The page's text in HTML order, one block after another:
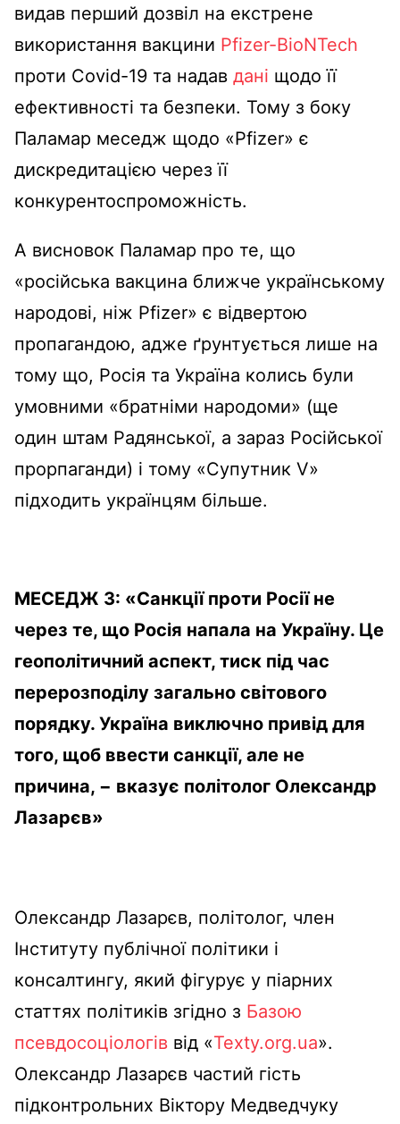
видав перший дозвіл на екстрене
використання вакцини Pfizer-BioNTech
проти Covid-19 та надав дані щодо її
ефективності та безпеки. Тому з боку
Паламар меседж щодо «Pfizer» є
дискредитацією через її
конкурентоспроможність.
А висновок Паламар про те, що
«російська вакцина ближче українському
народові, ніж Pfizer» є відвертою
пропагандою, адже ґрунтується лише на
тому що, Росія та Україна колись були
умовними «братніми народоми» (ще
один штам Радянської, а зараз Російської
прорпаганди) і тому «Супутник V»
підходить українцям більше.
МЕСЕДЖ 3: «Санкції проти Росії не
через те, що Росія напала на Україну. Це
геополітичний аспект, тиск під час
перерозподілу загально світового
порядку. Україна виключно привід для
того, щоб ввести санкції, але не
причина, − вказує політолог Олександр
Лазарєв»
Олександр Лазарєв, політолог, член
Інституту публічної політики і
консалтингу, який фігурує у піарних
статтях політиків згідно з Базою
псевдосоціологів від «Texty.org.ua».
Олександр Лазарєв частий гість
підконтрольних Віктору Медведчуку